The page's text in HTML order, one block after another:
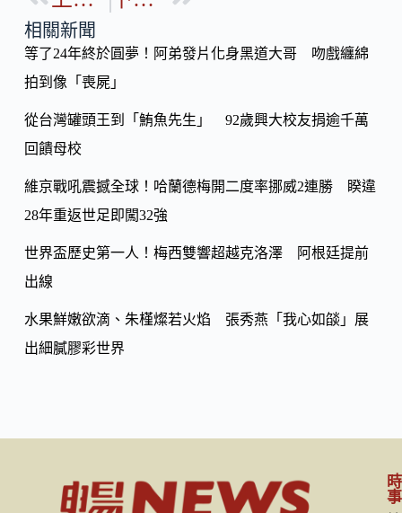
o
Li
k
相關新聞
等了24年終於圓夢！阿弟發片化身黑道大哥 吻戲纏綿
拍到像「喪屍」
從台灣罐頭王到「鮪魚先生」 92歲興大校友捐逾千萬
回饋母校
維京戰吼震撼全球！哈蘭德梅開二度率挪威2連勝 睽違
28年重返世足即闖32強
世界盃歷史第一人！梅西雙響超越克洛澤 阿根廷提前
出線
水果鮮嫩欲滴、朱槿燦若火焰 張秀燕「我心如燄」展
出細膩膠彩世界
時
事